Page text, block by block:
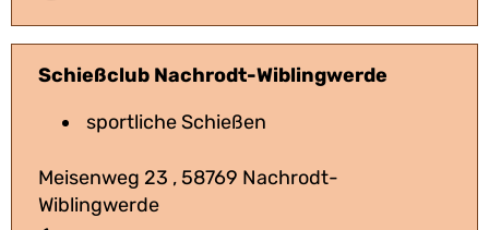
Schießclub Nachrodt-Wiblingwerde
Meisenweg 23 , 58769 Nachrodt-
Wiblingwerde
sportliche Schießen